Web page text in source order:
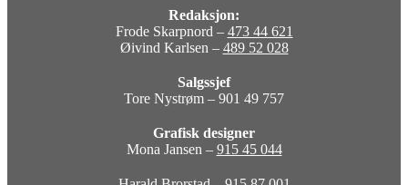
Redaksjon:
Frode Skarpnord – 473 44 621
Øivind Karlsen – 489 52 028
Salgssjef
Tore Nystrøm – 901 49 757
Grafisk designer
Mona Jansen – 915 45 044